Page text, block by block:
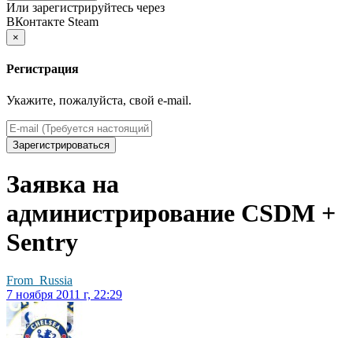
Или зарегистрируйтесь через
ВКонтакте Steam
×
Регистрация
Укажите, пожалуйста, свой e-mail.
Зарегистрироваться
Заявка на
администрирование CSDM +
Sentry
From_Russia
7 ноября 2011 г, 22:29